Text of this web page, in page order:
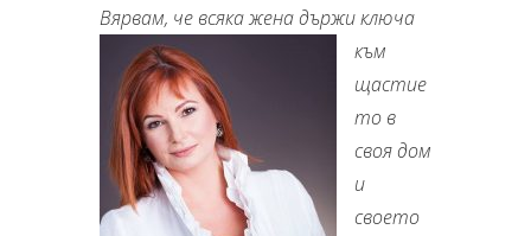
Вярвам, че всяка жена държи ключа
към
щастие
то в
своя дом
и
своето